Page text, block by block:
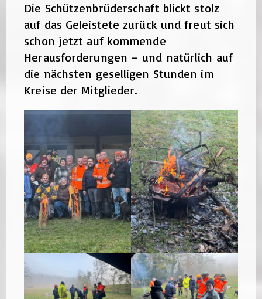
Die Schützenbrüderschaft blickt stolz
auf das Geleistete zurück und freut sich
schon jetzt auf kommende
Herausforderungen – und natürlich auf
die nächsten geselligen Stunden im
Kreise der Mitglieder.